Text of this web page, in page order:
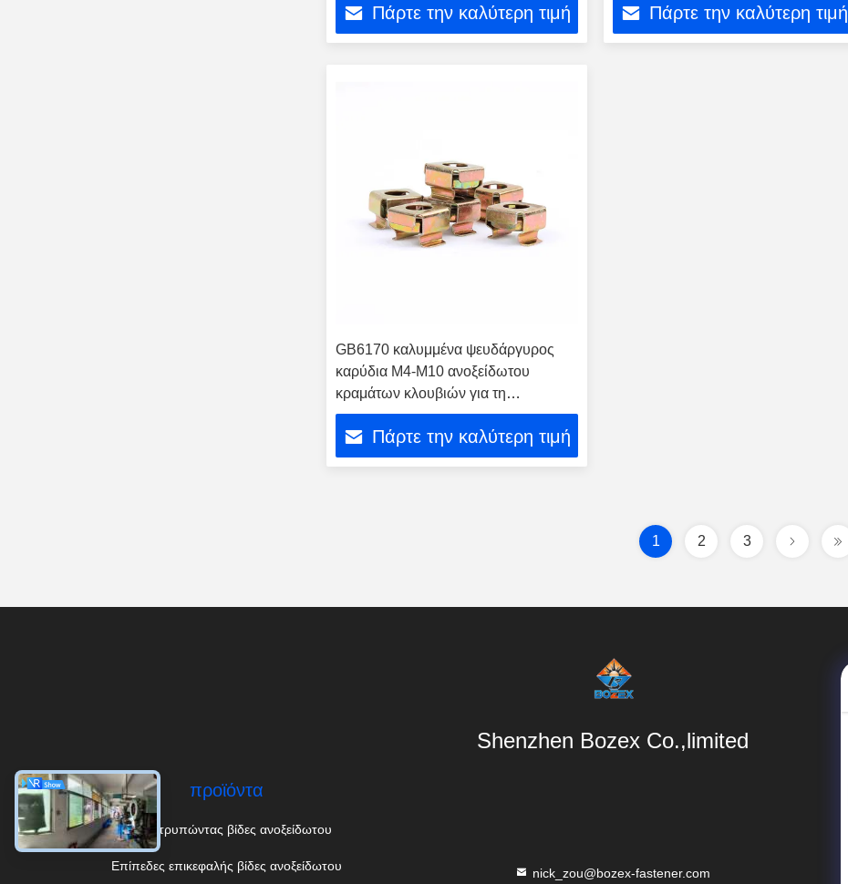
Πάρτε την καλύτερη τιμή Πάρτε την καλύτερη τιμή
GB6170 καλυμμένα ψευδάργυρος
καρύδια M4-M10 ανοξείδωτου
κραμάτων κλουβιών για τη
βιομηχανία Equiment
Πάρτε την καλύτερη τιμή
1 2 3
Shenzhen Bozex Co.,limited
προϊόντα
μόνες τρυπώντας βίδες ανοξείδωτου
Επίπεδες επικεφαλής βίδες ανοξείδωτου nick_zou@bozex-fastener.com